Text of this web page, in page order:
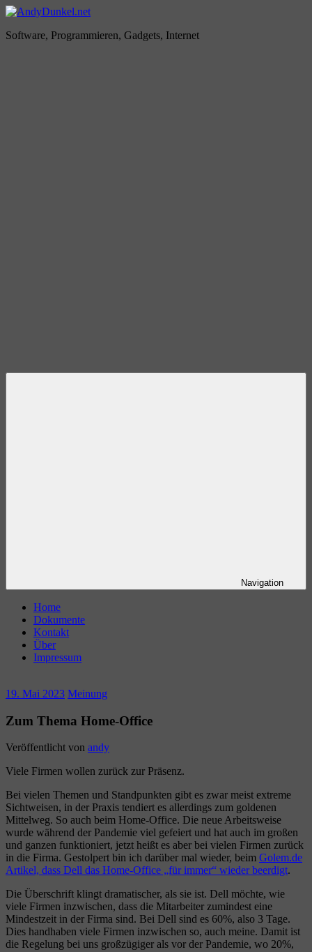
Zum
springen
AndyDunkel.net
Software, Programmieren, Gadgets, Internet
Navigation
Home
Dokumente
Kontakt
Über
Impressum
19. Mai 2023 Meinung
Zum Thema Home-Office
Veröffentlicht von andy
Viele Firmen wollen zurück zur Präsenz.
Bei vielen Themen und Standpunkten gibt es zwar meist extreme
Sichtweisen, in der Praxis tendiert es allerdings zum goldenen
Mittelweg. So auch beim Home-Office. Die neue Arbeitsweise
wurde während der Pandemie viel gefeiert und hat auch im großen
und ganzen funktioniert, jetzt heißt es aber bei vielen Firmen zurück
in die Firma. Gestolpert bin ich darüber mal wieder, beim Golem.de
Artikel, dass Dell das Home-Office „für immer“ wieder beerdigt.
Die Überschrift klingt dramatischer, als sie ist. Dell möchte, wie
viele Firmen inzwischen, dass die Mitarbeiter zumindest eine
Mindestzeit in der Firma sind. Bei Dell sind es 60%, also 3 Tage.
Dies handhaben viele Firmen inzwischen so, auch meine. Damit ist
die Regelung bei uns großzügiger als vor der Pandemie, wo 20%,